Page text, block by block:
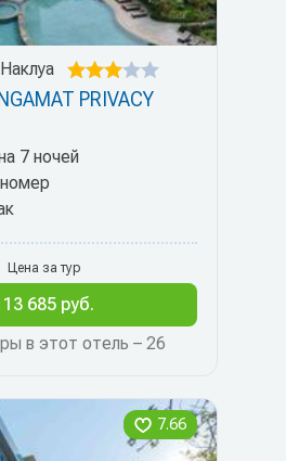
PRIVACY
7 ночей
в этот отель – 26
Цена за тур
685 руб.
7.66